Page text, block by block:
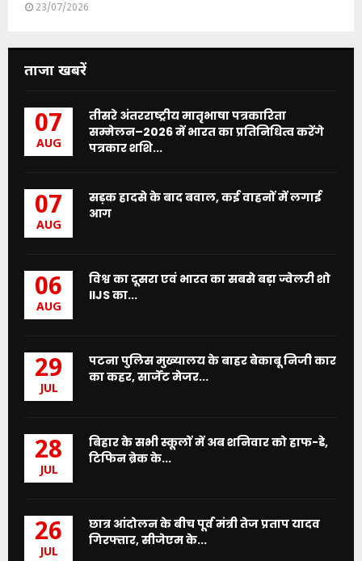
23/07/2026
ताजा खबरें
07
AUG
तीसरे अंतरराष्ट्रीय मातृभाषा पत्रकारिता
सम्मेलन–2026 में भारत का प्रतिनिधित्व करेंगे
पत्रकार शशि...
07
AUG
सड़क हादसे के बाद बवाल, कई वाहनों में लगाई
आग
06
AUG
विश्व का दूसरा एवं भारत का सबसे बड़ा ज्वेलरी शो
IIJS का...
29
JUL
पटना पुलिस मुख्यालय के बाहर बेकाबू निजी कार
का कहर, सार्जेंट मेजर...
28
JUL
बिहार के सभी स्कूलों में अब शनिवार को हाफ-डे,
टिफिन ब्रेक के...
26
JUL
छात्र आंदोलन के बीच पूर्व मंत्री तेज प्रताप यादव
गिरफ्तार, सीजेएम के...